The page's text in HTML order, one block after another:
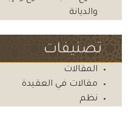
والديانة
تصنيفات
المقالات
مقالات في العقيدة
نظم